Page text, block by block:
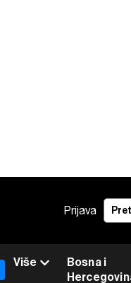
Prijava
Bosna i
Više